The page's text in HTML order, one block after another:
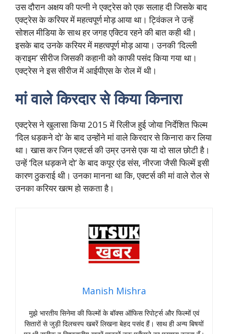
उस दौरान अक्षय की पत्नी ने एक्ट्रेस को एक सलाह दी जिसके बाद
एक्ट्रेस के करियर में महत्वपूर्ण मोड़ आया था। ट्विंकल ने उन्हें
सोशल मीडिया के साथ हर जगह एक्टिव रहने की बात कही थी।
इसके बाद उनके करियर में महत्वपूर्ण मोड़ आया। उनकी ‘दिल्ली
क्राइम’ सीरीज जिसकी कहानी को काफी पसंद किया गया था।
एक्ट्रेस ने इस सीरीज में आईपीएस के रोल में थी।
मां वाले किरदार से किया किनारा
एक्ट्रेस ने खुलासा किया 2015 में रिलीज हुई जोया निर्देशित फिल्म
‘दिल धड़कने दो’ के बाद उन्होंने मां वाले किरदार से किनारा कर लिया
था। खास कर जिन एक्टर्स की उम्र उनसे एक या दो साल छोटी है।
उन्हें ‘दिल धड़कने दो’ के बाद कपूर एंड संस, नीरजा जैसी फिल्में इसी
कारण ठुकराई थी। उनका मानना था कि, एक्टर्स की मां वाले रोल से
उनका करियर खत्म हो सकता है।
Manish Mishra
मुझे भारतीय सिनेमा की फिल्मों के बॉक्स ऑफिस रिपोर्ट्स और फिल्मों एवं
सितारों से जुड़ी दिलचस्प खबरें लिखना बेहद पसंद हैं। साथ ही अन्य बिषयों